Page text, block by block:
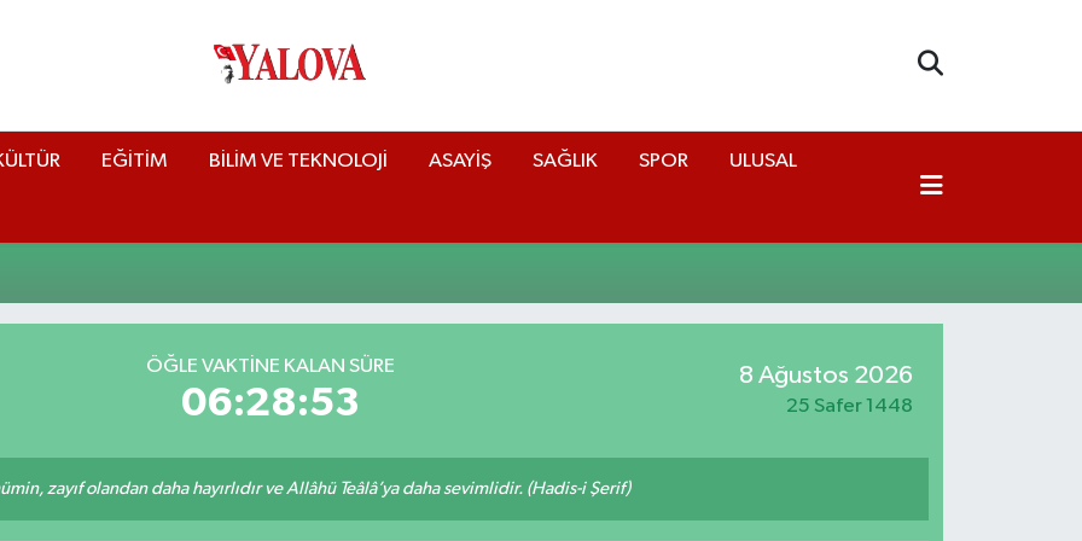
EĞİTİM BİLİM VE TEKNOLOJİ ASAYİŞ SAĞLIK SPOR ULUSAL
ÖĞLE VAKTİNE KALAN SÜRE
06:28:52
8 Ağustos 2026
25 Safer 1448
zayıf olandan daha hayırlıdır ve Allâhü Teâlâ’ya daha sevimlidir. (Hadis-i Şerif)